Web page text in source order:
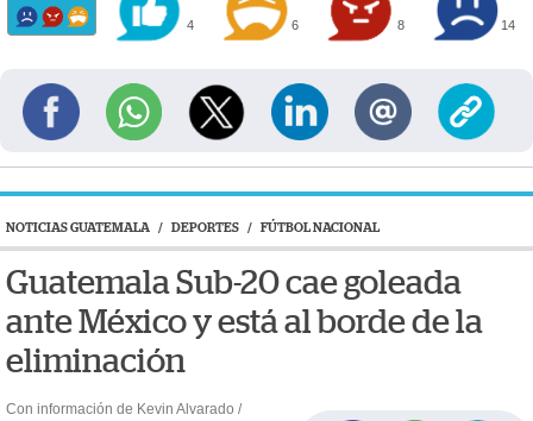
4 6 8 14
NOTICIAS GUATEMALA / DEPORTES / FÚTBOL NACIONAL
Guatemala Sub-20 cae goleada
ante México y está al borde de la
eliminación
Con información de Kevin Alvarado /